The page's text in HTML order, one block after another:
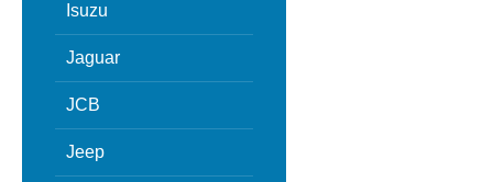
Isuzu
Jaguar
JCB
Jeep